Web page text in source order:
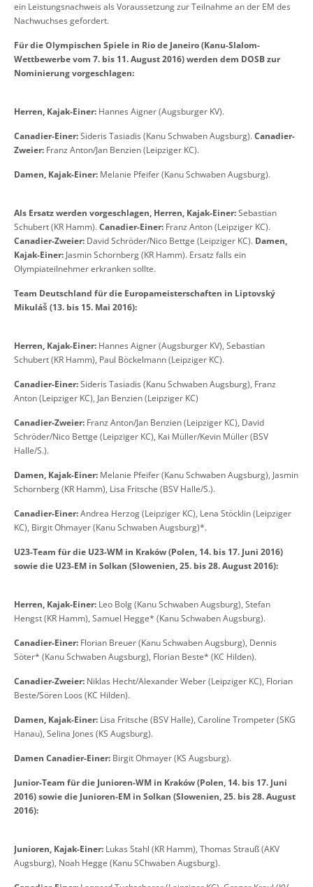
ein Leistungsnachweis als Voraussetzung zur Teilnahme an der EM des
Nachwuchses gefordert.
Für die Olympischen Spiele in Rio de Janeiro (Kanu-Slalom-
Wettbewerbe vom 7. bis 11. August 2016) werden dem DOSB zur
Nominierung vorgeschlagen:
Herren, Kajak-Einer: Hannes Aigner (Augsburger KV).
Canadier-Einer:Sideris Tasiadis (Kanu Schwaben Augsburg).Canadier-
Zweier: Franz Anton/Jan Benzien (Leipziger KC).
Damen, Kajak-Einer: Melanie Pfeifer (Kanu Schwaben Augsburg).
Als Ersatz werden vorgeschlagen, Herren, Kajak-Einer:Sebastian
Schubert (KR Hamm).Canadier-Einer: Franz Anton (Leipziger KC).
Canadier-Zweier: David Schröder/Nico Bettge (Leipziger KC). Damen,
Kajak-Einer: Jasmin Schornberg (KR Hamm). Ersatz falls ein
Olympiateilnehmer erkranken sollte.
Team Deutschland für die Europameisterschaften in Liptovský
Mikuláš (13. bis 15. Mai 2016):
Herren, Kajak-Einer: Hannes Aigner (Augsburger KV), Sebastian
Schubert (KR Hamm), Paul Böckelmann (Leipziger KC).
Canadier-Einer:Sideris Tasiadis (Kanu Schwaben Augsburg), Franz
Anton (Leipziger KC), Jan Benzien (Leipziger KC)
Canadier-Zweier: Franz Anton/Jan Benzien (Leipziger KC), David
Schröder/Nico Bettge (Leipziger KC), Kai Müller/Kevin Müller (BSV
Halle/S.).
Damen, Kajak-Einer: Melanie Pfeifer (Kanu Schwaben Augsburg), Jasmin
Schornberg (KR Hamm), Lisa Fritsche (BSV Halle/S.).
Canadier-Einer:Andrea Herzog (Leipziger KC), Lena Stöcklin (Leipziger
KC), Birgit Ohmayer (Kanu Schwaben Augsburg)*.
U23-Team für die U23-WM in Kraków (Polen, 14. bis 17. Juni 2016)
sowie die U23-EM in Solkan (Slowenien, 25. bis 28. August 2016):
Herren, Kajak-Einer: Leo Bolg (Kanu Schwaben Augsburg), Stefan
Hengst (KR Hamm), Samuel Hegge* (Kanu Schwaben Augsburg).
Canadier-Einer: Florian Breuer (Kanu Schwaben Augsburg), Dennis
Söter* (Kanu Schwaben Augsburg), Florian Beste* (KC Hilden).
Canadier-Zweier: Niklas Hecht/Alexander Weber (Leipziger KC), Florian
Beste/Sören Loos (KC Hilden).
Damen, Kajak-Einer: Lisa Fritsche (BSV Halle), Caroline Trompeter (SKG
Hanau), Selina Jones (KS Augsburg).
Damen Canadier-Einer: Birgit Ohmayer (KS Augsburg).
Junior-Team für die Junioren-WM in Kraków (Polen, 14. bis 17. Juni
2016) sowie die Junioren-EM in Solkan (Slowenien, 25. bis 28. August
2016):
Junioren, Kajak-Einer: Lukas Stahl (KR Hamm), Thomas Strauß (AKV
Augsburg), Noah Hegge (Kanu SChwaben Augsburg).